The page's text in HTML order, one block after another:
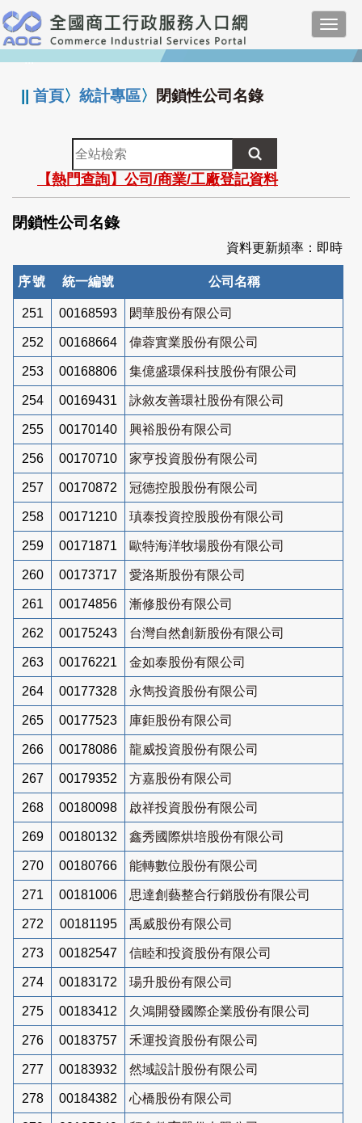
跳
到
主
要
:::
||首頁〉統計專區〉 閉鎖性公司名錄
全
站
檢
索
【熱門查詢】公司/商業/工廠登記資料
閉鎖性公司名錄
資料更新頻率：即時
序號 統一編號 公司名稱
251 00168593 閎華股份有限公司
252 00168664 偉蓉實業股份有限公司
253 00168806 集億盛環保科技股份有限公司
254 00169431 詠敘友善環社股份有限公司
255 00170140 興裕股份有限公司
256 00170710 家亨投資股份有限公司
257 00170872 冠德控股股份有限公司
258 00171210 瑱泰投資控股股份有限公司
259 00171871 歐特海洋牧場股份有限公司
260 00173717 愛洛斯股份有限公司
261 00174856 漸修股份有限公司
262 00175243 台灣自然創新股份有限公司
263 00176221 金如泰股份有限公司
264 00177328 永雋投資股份有限公司
265 00177523 庫鉅股份有限公司
266 00178086 龍威投資股份有限公司
267 00179352 方嘉股份有限公司
268 00180098 啟祥投資股份有限公司
269 00180132 鑫秀國際烘培股份有限公司
270 00180766 能轉數位股份有限公司
271 00181006 思達創藝整合行銷股份有限公司
272 00181195 禹威股份有限公司
273 00182547 信睦和投資股份有限公司
274 00183172 瑒升股份有限公司
275 00183412 久鴻開發國際企業股份有限公司
276 00183757 禾運投資股份有限公司
277 00183932 然域設計股份有限公司
278 00184382 心橋股份有限公司